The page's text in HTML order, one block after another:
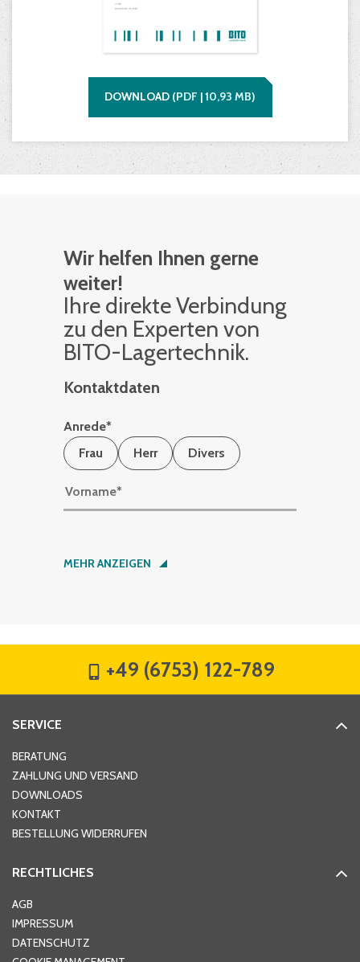
DOWNLOAD (PDF |10,93 MB)
Wir helfen Ihnen gerne
weiter!
Ihre di­rek­te Ver­bin­dung
zu den Ex­per­ten von
BITO-La­ger­tech­nik.
Kontaktdaten
Anrede*
Frau
Herr Divers
Vorname*
Nachname*
Hausnummer
Ort*
Telefon
MEHR ANZEIGEN
+49 (6753) 122-789
SERVICE
BERATUNG
ZAHLUNG UND VERSAND
DOWNLOADS
KONTAKT
BESTELLUNG WIDERRUFEN
RECHTLICHES
AGB
IMPRESSUM
DATENSCHUTZ